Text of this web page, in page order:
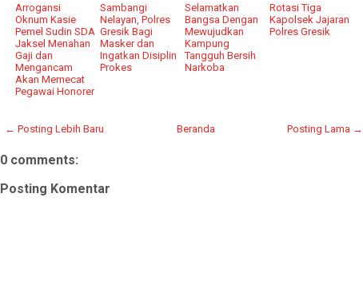
Arrogansi
Oknum Kasie
Pemel Sudin SDA
Jaksel Menahan
Gaji dan
Mengancam
Akan Memecat
Pegawai Honorer
Sambangi
Nelayan, Polres
Gresik Bagi
Masker dan
Ingatkan Disiplin
Prokes
Selamatkan
Bangsa Dengan
Mewujudkan
Kampung
Tangguh Bersih
Narkoba
Rotasi Tiga
Kapolsek Jajaran
Polres Gresik
← Posting Lebih Baru Posting Lama →
Beranda
0 comments:
Posting Komentar